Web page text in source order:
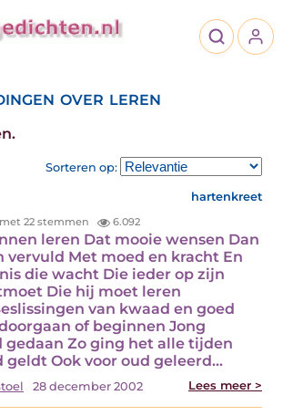
over leren
Sorteren op:
hartenkreet
met 22 stemmen 6.092
leren Dat mooie wensen Dan
vervuld Met moed en kracht En
die wacht Die ieder op zijn
Die hij moet leren
van kwaad en goed
of beginnen Jong
gedaan Zo ging het alle tijden
geldt Ook voor oud geleerd…
28 december 2002 Lees meer >